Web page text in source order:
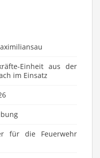
Einheit aus der
im Einsatz
für die Feuerwehr